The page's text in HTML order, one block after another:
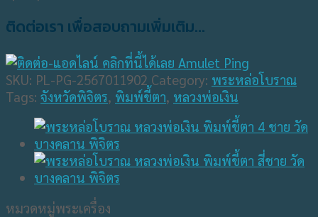
ติดต่อเรา เพื่อสอบถามเพิ่มเติม...
SKU: PL-PG-2567011902 Category: พระหล่อโบราณ
Tags: จังหวัดพิจิตร, พิมพ์ขี้ตา, หลวงพ่อเงิน
หมวดหมู่พระเครื่อง